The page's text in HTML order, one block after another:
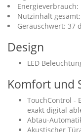
Energieverbrauch:
Nutzinhalt
Geräuschwert: 37
Design
LED
Komfort und
TouchControl -
exakt digital
Abtau-
Akustischer